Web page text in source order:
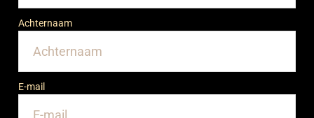
Achternaam
E-mail